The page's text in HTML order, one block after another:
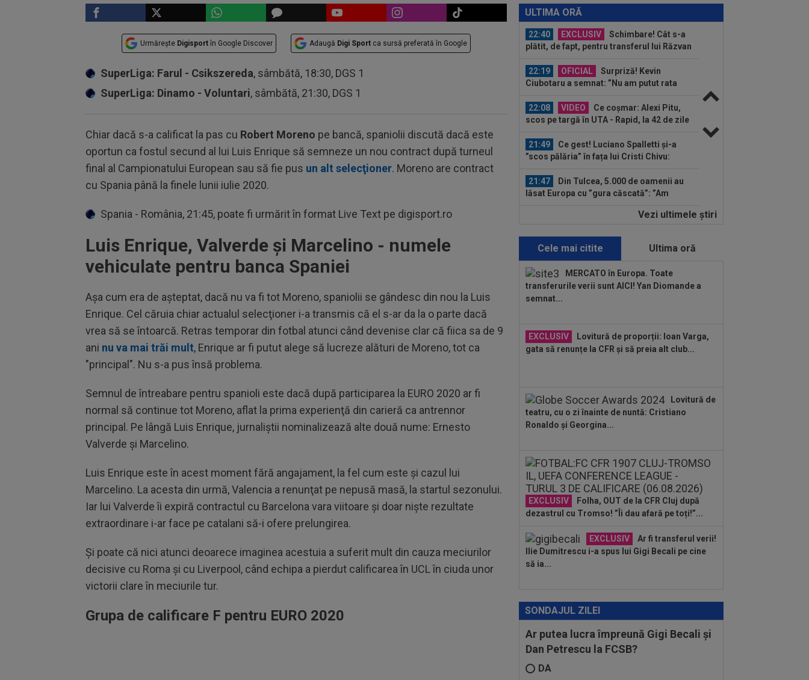
Urmărește Digisport în Google Discover Adaugă Digi Sport ca sursă preferată în Google
SuperLiga: Farul - Csikszereda, sâmbătă, 18:30, DGS 1
SuperLiga: Dinamo - Voluntari, sâmbătă, 21:30, DGS 1
Chiar dacă s-a calificat la pas cu Robert Moreno pe bancă, spaniolii discută dacă este
oportun ca fostul secund al lui Luis Enrique să semneze un nou contract după turneul
final al Campionatului European sau să fie pus un alt selecţioner. Moreno are contract
cu Spania până la finele lunii iulie 2020.
Spania - România, 21:45, poate fi urmărit în format Live Text pe digisport.ro
Luis Enrique, Valverde şi Marcelino - numele
vehiculate pentru banca Spaniei
Aşa cum era de aşteptat, dacă nu va fi tot Moreno, spaniolii se gândesc din nou la Luis
Enrique. Cel căruia chiar actualul selecţioner i-a transmis că el s-ar da la o parte dacă
vrea să se întoarcă. Retras temporar din fotbal atunci când devenise clar că fiica sa de 9
ani nu va mai trăi mult, Enrique ar fi putut alege să lucreze alături de Moreno, tot ca
"principal". Nu s-a pus însă problema.
Semnul de întreabare pentru spanioli este dacă după participarea la EURO 2020 ar fi
normal să continue tot Moreno, aflat la prima experienţă din carieră ca antrennor
principal. Pe lângă Luis Enrique, jurnaliştii nominalizează alte două nume: Ernesto
Valverde şi Marcelino.
Luis Enrique este în acest moment fără angajament, la fel cum este şi cazul lui
Marcelino. La acesta din urmă, Valencia a renunţat pe nepusă masă, la startul sezonului.
Iar lui Valverde îi expiră contractul cu Barcelona vara viitoare şi doar nişte rezultate
extraordinare i-ar face pe catalani să-i ofere prelungirea.
Şi poate că nici atunci deoarece imaginea acestuia a suferit mult din cauza meciurilor
decisive cu Roma şi cu Liverpool, când echipa a pierdut calificarea în UCL în ciuda unor
victorii clare în meciurile tur.
Grupa de calificare F pentru EURO 2020
ULTIMA ORĂ
spectaculoasă între arădeni și giuleșteni
pe Francisc...
22:40
EXCLUSIV
Schimbare! Cât s-a
plătit, de fapt, pentru transferul lui Răzvan
22:19
OFICIAL
Surpriză! Kevin
Ciubotaru a semnat: ”Nu am putut rata
22:08
VIDEO
Ce coșmar: Alexi Pitu,
scos pe targă în UTA - Rapid, la 42 de zile
21:49
Ce gest! Luciano Spalletti și-a
”scos pălăria” în fața lui Cristi Chivu:
21:47
Din Tulcea, 5.000 de oamenii au
lăsat Europa cu ”gura căscată”: ”Am
A fost prezentat în
21:29 EXCLUSIV
Conducerea de la
Universitatea Craiova a dat verdictul!
Analiza transferurilor...
21:19
Lovitura primită de Rapid la
meciul cu UTA
minute: ”N-ai cum să dai greș cu așa
ceva” +...
22:40
EXCLUSIV
Schimbare! Cât s-a
plătit, de fapt, pentru transferul lui Răzvan
Sava la...
această oportunitate”
22:08
VIDEO
Ce coșmar: Alexi Pitu,
scos pe targă în UTA - Rapid, la 42 de zile
de când a...
Vezi ultimele ştiri
Cele mai citite Ultima oră
MERCATO în Europa. Toate
transferurile verii sunt AICI! Yan Diomande a
semnat...
EXCLUSIV
Lovitură de proporții: Ioan Varga,
gata să renunțe la CFR și să preia alt club...
Lovitură de
teatru, cu o zi înainte de nuntă: Cristiano
Ronaldo și Georgina...
EXCLUSIV
Folha, OUT de la CFR Cluj după
dezastrul cu Tromso! ”Îi dau afară pe toți!”...
EXCLUSIV
Ar fi transferul verii!
Ilie Dumitrescu i-a spus lui Gigi Becali pe cine
să ia...
SONDAJUL ZILEI
Ar putea lucra împreună Gigi Becali și
Dan Petrescu la FCSB?
DA